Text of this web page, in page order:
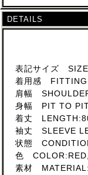
DETAILS
表記サイズ
着用感
肩幅
身幅 PIT TO
着丈
袖丈 SLEEVE
状態
色
素材